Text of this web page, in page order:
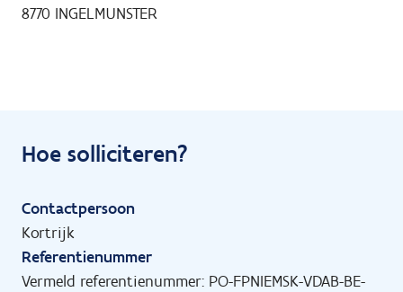
8770 INGELMUNSTER
Hoe solliciteren?
Contactpersoon
Kortrijk
Referentienummer
Vermeld referentienummer: PO-FPNIEMSK-VDAB-BE-